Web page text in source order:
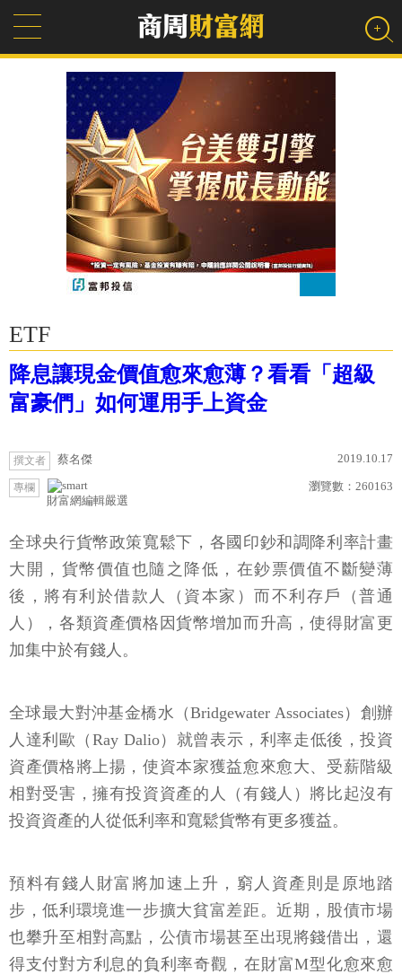
ETF
降息讓現金價值愈來愈薄？看看「超級
富豪們」如何運用手上資金
撰文者 蔡名傑 2019.10.17
專欄
財富網編輯嚴選
瀏覽數： 260163
全球央行貨幣政策寬鬆下，各國印鈔和調降利率計畫
大開，貨幣價值也隨之降低，在鈔票價值不斷變薄
後，將有利於借款人（資本家）而不利存戶（普通
人），各類資產價格因貨幣增加而升高，使得財富更
加集中於有錢人。
全球最大對沖基金橋水（Bridgewater Associates）創辦
人達利歐（Ray Dalio）就曾表示，利率走低後，投資
資產價格將上揚，使資本家獲益愈來愈大、受薪階級
相對受害，擁有投資資產的人（有錢人）將比起沒有
投資資產的人從低利率和寬鬆貨幣有更多獲益。
預料有錢人財富將加速上升，窮人資產則是原地踏
步，低利環境進一步擴大貧富差距。近期，股債市場
也攀升至相對高點，公債市場甚至出現將錢借出，還
得支付對方利息的負利率奇觀，在財富M型化愈來愈